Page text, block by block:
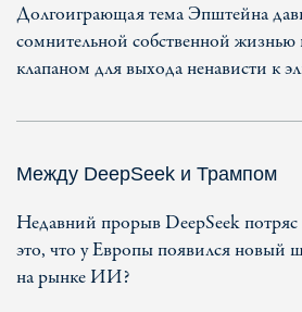
Долгоиграющая тема Эпштейна
сомнительной собственной жизнью
клапаном для выхода ненависти к
Между DeepSeek и Трампом
Недавний прорыв DeepSeek
это, что у Европы появился новый
на рынке ИИ?